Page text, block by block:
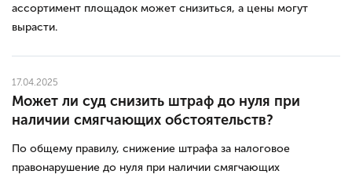
ассортимент площадок может снизиться, а цены могут
вырасти.
17.04.2025
Может ли суд снизить штраф до нуля при
наличии смягчающих обстоятельств?
По общему правилу, снижение штрафа за налоговое
правонарушение до нуля при наличии смягчающих